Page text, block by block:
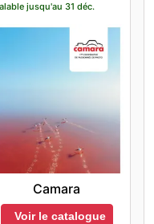
jusqu'au 31 déc.
Camara
Voir le catalogue